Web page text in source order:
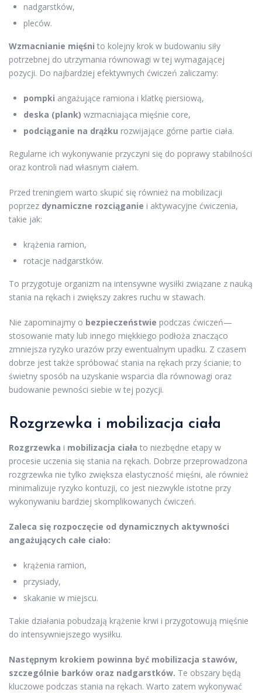
nadgarstków,
pleców.
Wzmacnianie mięśni to kolejny krok w budowaniu siły
potrzebnej do utrzymania równowagi w tej wymagającej
pozycji. Do najbardziej efektywnych ćwiczeń zaliczamy:
pompki angażujące ramiona i klatkę piersiową,
deska (plank) wzmacniająca mięśnie core,
podciąganie na drążku rozwijające górne partie ciała.
Regularne ich wykonywanie przyczyni się do poprawy stabilności
oraz kontroli nad własnym ciałem.
Przed treningiem warto skupić się również na mobilizacji
poprzez dynamiczne rozciąganie i aktywacyjne ćwiczenia,
takie jak:
krążenia ramion,
rotacje nadgarstków.
To przygotuje organizm na intensywne wysiłki związane z nauką
stania na rękach i zwiększy zakres ruchu w stawach.
Nie zapominajmy o bezpieczeństwie podczas ćwiczeń—
stosowanie maty lub innego miękkiego podłoża znacząco
zmniejsza ryzyko urazów przy ewentualnym upadku. Z czasem
dobrze jest także spróbować stania na rękach przy ścianie; to
świetny sposób na uzyskanie wsparcia dla równowagi oraz
budowanie pewności siebie w tej pozycji.
Rozgrzewka i mobilizacja ciała
Rozgrzewka i mobilizacja ciała to niezbędne etapy w
procesie uczenia się stania na rękach. Dobrze przeprowadzona
rozgrzewka nie tylko zwiększa elastyczność mięśni, ale również
minimalizuje ryzyko kontuzji, co jest niezwykle istotne przy
wykonywaniu bardziej skomplikowanych ćwiczeń.
Zaleca się rozpoczęcie od dynamicznych aktywności
angażujących całe ciało:
krążenia ramion,
przysiady,
skakanie w miejscu.
Takie działania pobudzają krążenie krwi i przygotowują mięśnie
do intensywniejszego wysiłku.
Następnym krokiem powinna być mobilizacja stawów,
szczególnie barków oraz nadgarstków. Te obszary będą
kluczowe podczas stania na rękach. Warto zatem wykonywać